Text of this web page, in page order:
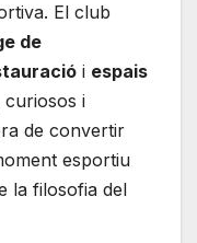
El club
de
i espais
i
de convertir
esportiu
la filosofia del